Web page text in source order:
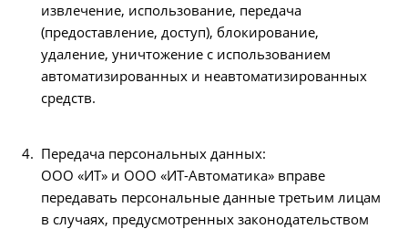
извлечение, использование, передача
(предоставление, доступ), блокирование,
удаление, уничтожение с использованием
автоматизированных и неавтоматизированных
средств.
Передача персональных данных:
ООО «ИТ» и ООО «ИТ-Автоматика» вправе
передавать персональные данные третьим лицам
в случаях, предусмотренных законодательством